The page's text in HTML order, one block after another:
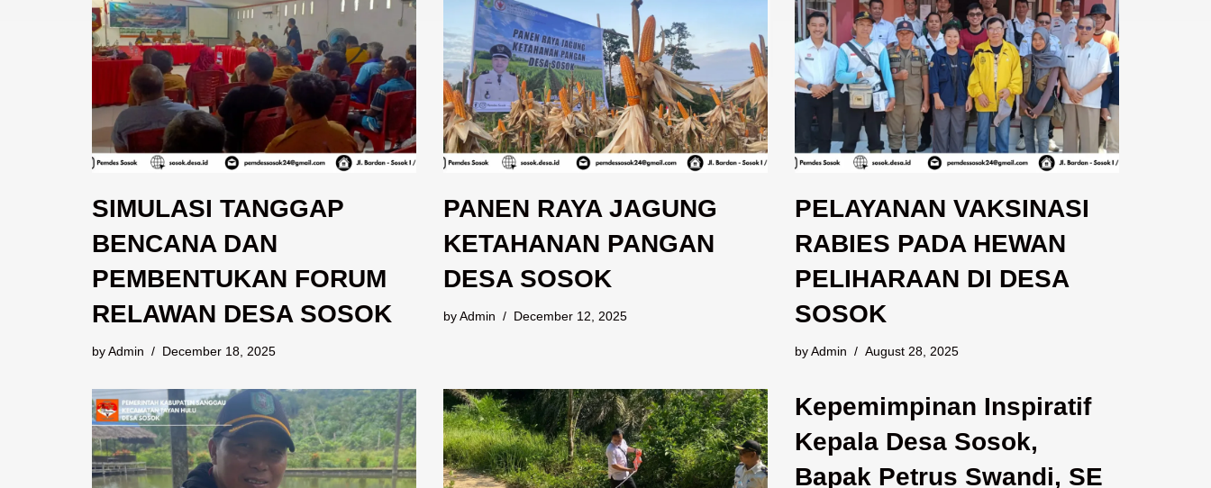
SIMULASI TANGGAP
BENCANA DAN
PEMBENTUKAN FORUM
RELAWAN DESA SOSOK
byAdmin December 18, 2025
PANEN RAYA JAGUNG
KETAHANAN PANGAN
DESA SOSOK
byAdmin December 12, 2025
PELAYANAN VAKSINASI
RABIES PADA HEWAN
PELIHARAAN DI DESA
SOSOK
byAdmin August 28, 2025
Kepemimpinan Inspiratif
Kepala Desa Sosok,
Bapak Petrus Swandi, SE